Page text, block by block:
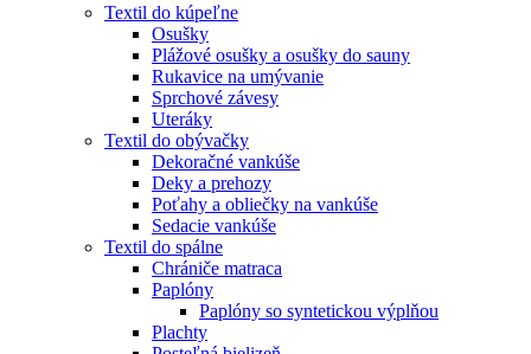
Textil do kúpeľne
Osušky
Plážové osušky a osušky do sauny
Rukavice na umývanie
Sprchové závesy
Uteráky
Textil do obývačky
Dekoračné vankúše
Deky a prehozy
Poťahy a obliečky na vankúše
Sedacie vankúše
Textil do spálne
Chrániče matraca
Paplóny
Paplóny so syntetickou výplňou
Plachty